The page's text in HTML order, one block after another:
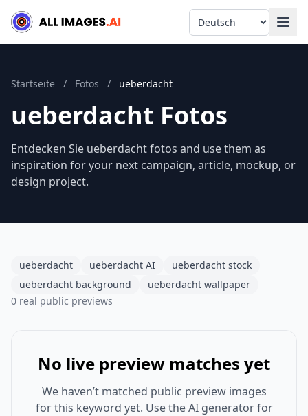
Language
Startseite / Fotos / ueberdacht
ueberdacht Fotos
Entdecken Sie ueberdacht fotos and use them as
inspiration for your next campaign, article, mockup, or
design project.
ueberdacht ueberdacht AI
ueberdacht stock
ueberdacht background
ueberdacht wallpaper
0 real public previews
No live preview matches yet
We haven’t matched public preview images
for this keyword yet. Use the AI generator for